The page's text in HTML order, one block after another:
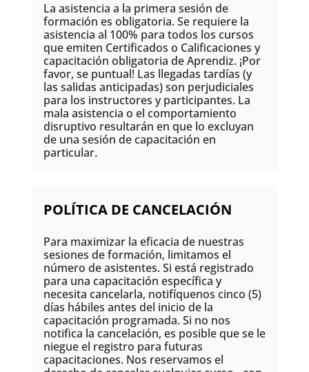
La asistencia a la primera sesión de
formación es obligatoria. Se requiere la
asistencia al 100% para todos los cursos
que emiten Certificados o Calificaciones y
capacitación obligatoria de Aprendiz. ¡Por
favor, se puntual! Las llegadas tardías (y
las salidas anticipadas) son perjudiciales
para los instructores y participantes. La
mala asistencia o el comportamiento
disruptivo resultarán en que lo excluyan
de una sesión de capacitación en
particular.
POLÍTICA DE CANCELACIÓN
Para maximizar la eficacia de nuestras
sesiones de formación, limitamos el
número de asistentes. Si está registrado
para una capacitación específica y
necesita cancelarla, notifíquenos cinco (5)
días hábiles antes del inicio de la
capacitación programada. Si no nos
notifica la cancelación, es posible que se le
niegue el registro para futuras
capacitaciones. Nos reservamos el